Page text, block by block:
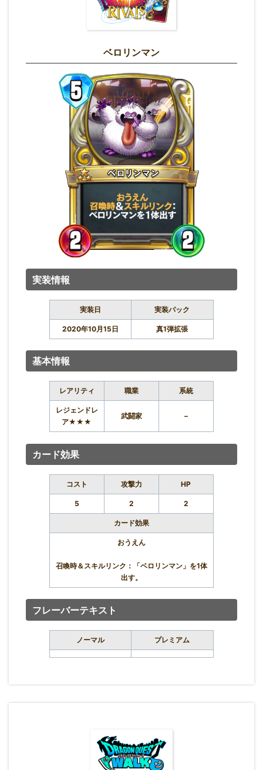
ベロリンマン
実装情報
実装日 実装パック
2020年10月15日 真1弾拡張
基本情報
レアリティ 職業 系統
レジェンドレ
ア★★★
武闘家 –
カード効果
コスト 攻撃力 HP
5 2 2
カード効果
おうえん
召喚時＆スキルリンク：「ベロリンマン」を1体
出す。
フレーバーテキスト
ノーマル プレミアム